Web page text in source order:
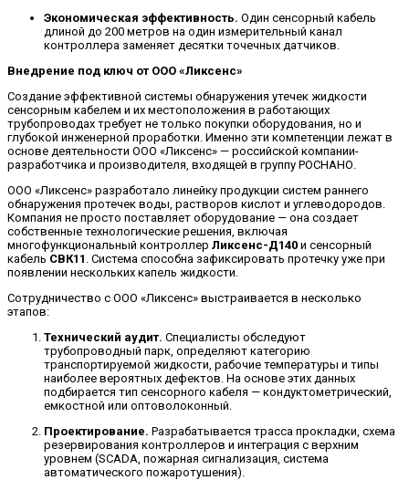
Экономическая эффективность. Один сенсорный кабель
длиной до 200 метров на один измерительный канал
контроллера заменяет десятки точечных датчиков.
Внедрение под ключ от ООО «Ликсенс»
Создание эффективной системы обнаружения утечек жидкости
сенсорным кабелем и их местоположения в работающих
трубопроводах требует не только покупки оборудования, но и
глубокой инженерной проработки. Именно эти компетенции лежат в
основе деятельности ООО «Ликсенс» — российской компании-
разработчика и производителя, входящей в группу РОСНАНО.
ООО «Ликсенс» разработало линейку продукции систем раннего
обнаружения протечек воды, растворов кислот и углеводородов.
Компания не просто поставляет оборудование — она создает
собственные технологические решения, включая
многофункциональный контроллер Ликсенс-Д140 и сенсорный
кабель СВК11 . Система способна зафиксировать протечку уже при
появлении нескольких капель жидкости.
Сотрудничество с ООО «Ликсенс» выстраивается в несколько
этапов:
Технический аудит. Специалисты обследуют
трубопроводный парк, определяют категорию
транспортируемой жидкости, рабочие температуры и типы
наиболее вероятных дефектов. На основе этих данных
подбирается тип сенсорного кабеля — кондуктометрический,
емкостной или оптоволоконный.
Проектирование. Разрабатывается трасса прокладки, схема
резервирования контроллеров и интеграция с верхним
уровнем (SCADA, пожарная сигнализация, система
автоматического пожаротушения).